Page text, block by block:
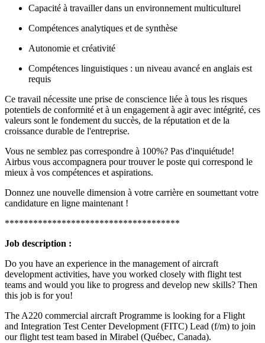
Capacité à travailler dans un environnement multiculturel
Compétences analytiques et de synthèse
Autonomie et créativité
Compétences linguistiques : un niveau avancé en anglais est
requis
Ce travail nécessite une prise de conscience liée à tous les risques
potentiels de conformité et à un engagement à agir avec intégrité, ces
valeurs sont le fondement du succès, de la réputation et de la
croissance durable de l'entreprise.
Vous ne semblez pas correspondre à 100%? Pas d'inquiétude!
Airbus vous accompagnera pour trouver le poste qui correspond le
mieux à vos compétences et aspirations.
Donnez une nouvelle dimension à votre carrière en soumettant votre
candidature en ligne maintenant !
*************************************
Job description :
Do you have an experience in the management of aircraft
development activities, have you worked closely with flight test
teams and would you like to progress and develop new skills? Then
this job is for you!
The A220 commercial aircraft Programme is looking for a Flight
and Integration Test Center Development (FITC) Lead (f/m) to join
our flight test team based in Mirabel (Québec, Canada).